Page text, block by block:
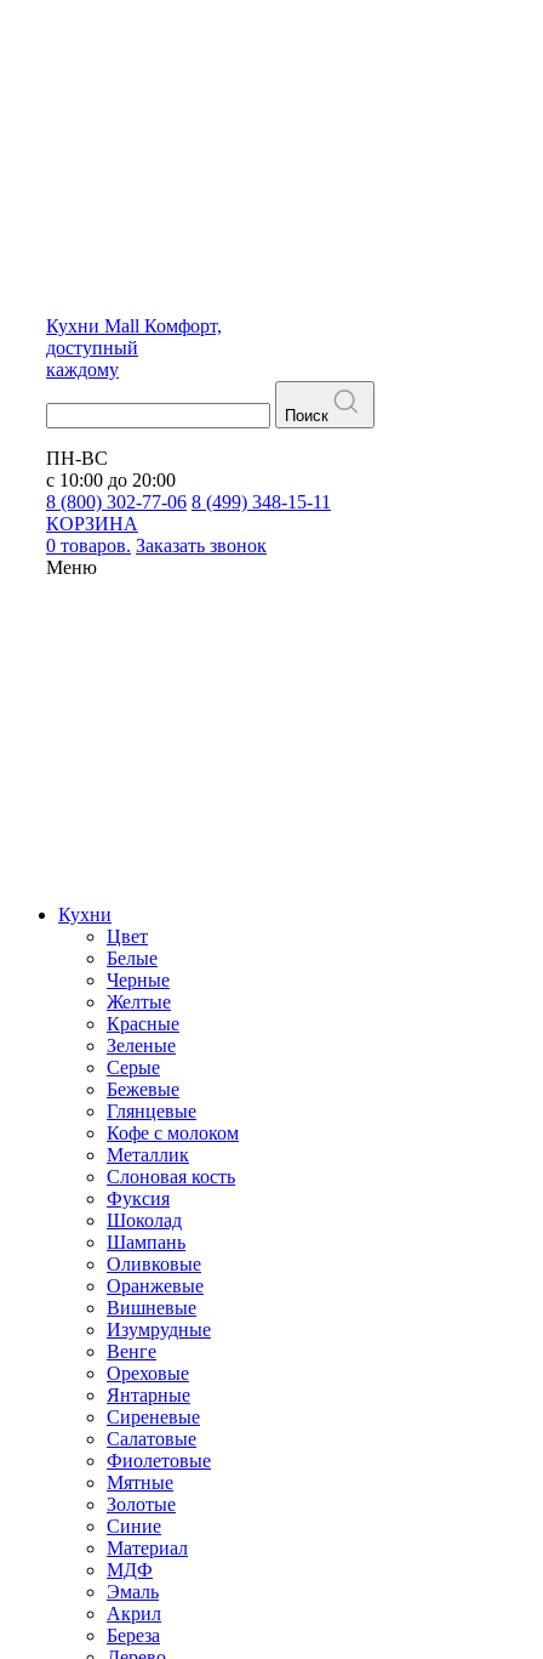
Кухни Mall Комфорт,
доступный
каждому
Поиск
ПН-ВС
с 10:00 до 20:00
8 (800) 302-77-06 8 (499) 348-15-11
КОРЗИНА
0 товаров. Заказать звонок
Меню
Кухни
Цвет
Белые
Черные
Желтые
Красные
Зеленые
Серые
Бежевые
Глянцевые
Кофе с молоком
Металлик
Слоновая кость
Фуксия
Шоколад
Шампань
Оливковые
Оранжевые
Вишневые
Изумрудные
Венге
Ореховые
Янтарные
Сиреневые
Салатовые
Фиолетовые
Мятные
Золотые
Синие
Материал
МДФ
Эмаль
Акрил
Береза